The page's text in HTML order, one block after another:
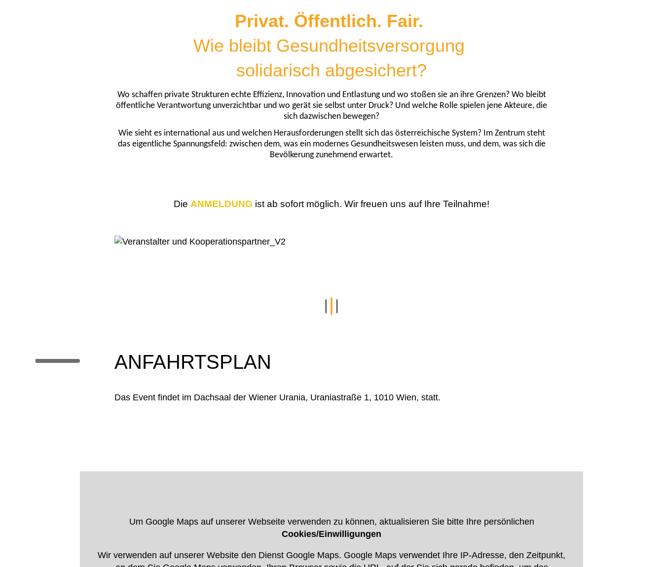
Privat. Öffentlich. Fair.
Wie bleibt Gesundheitsversorgung
solidarisch abgesichert?
Wo schaffen private Strukturen echte Effizienz, Innovation und Entlastung und wo stoßen sie an ihre Grenzen? Wo bleibt
öffentliche Verantwortung unverzichtbar und wo gerät sie selbst unter Druck? Und welche Rolle spielen jene Akteure, die
sich dazwischen bewegen?
Wie sieht es international aus und welchen Herausforderungen stellt sich das österreichische System? Im Zentrum steht
das eigentliche Spannungsfeld: zwischen dem, was ein modernes Gesundheitswesen leisten muss, und dem, was sich die
Bevölkerung zunehmend erwartet.
Die ANMELDUNG ist ab sofort möglich. Wir freuen uns auf Ihre Teilnahme!
ANFAHRTSPLAN
Das Event findet im Dachsaal der Wiener Urania, Uraniastraße 1, 1010 Wien, statt.
Um Google Maps auf unserer Webseite verwenden zu können, aktualisieren Sie bitte Ihre persönlichen
Cookies/Einwilligungen
Wir verwenden auf unserer Website den Dienst Google Maps. Google Maps verwendet Ihre IP-Adresse, den Zeitpunkt,